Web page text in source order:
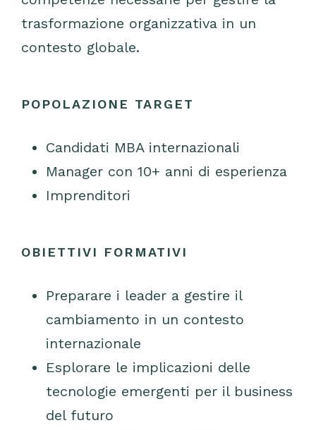
trasformazione organizzativa in un
contesto globale.
POPOLAZIONE TARGET
Candidati MBA internazionali
Manager con 10+ anni di esperienza
Imprenditori
OBIETTIVI FORMATIVI
Preparare i leader a gestire il
cambiamento in un contesto
internazionale
Esplorare le implicazioni delle
tecnologie emergenti per il business
del futuro